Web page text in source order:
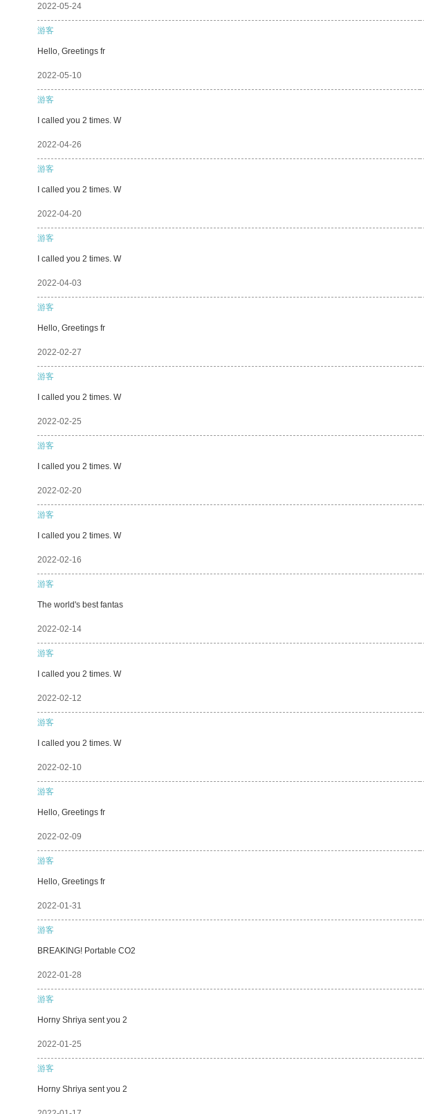
2022-05-24
游客
Hello, Greetings fr
2022-05-10
游客
I called you 2 times. W
2022-04-26
游客
I called you 2 times. W
2022-04-20
游客
I called you 2 times. W
2022-04-03
游客
Hello, Greetings fr
2022-02-27
游客
I called you 2 times. W
2022-02-25
游客
I called you 2 times. W
2022-02-20
游客
I called you 2 times. W
2022-02-16
游客
The world's best fantas
2022-02-14
游客
I called you 2 times. W
2022-02-12
游客
I called you 2 times. W
2022-02-10
游客
Hello, Greetings fr
2022-02-09
游客
Hello, Greetings fr
2022-01-31
游客
BREAKING! Portable CO2
2022-01-28
游客
Horny Shriya sent you 2
2022-01-25
游客
Horny Shriya sent you 2